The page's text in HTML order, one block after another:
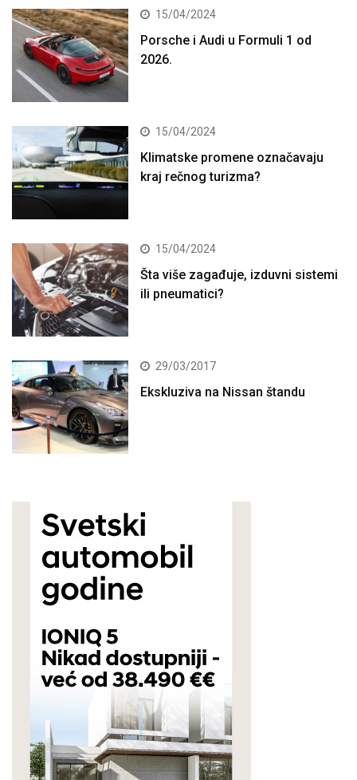
15/04/2024
Porsche i Audi u Formuli 1 od
2026.
15/04/2024
Klimatske promene označavaju
kraj rečnog turizma?
15/04/2024
Šta više zagađuje, izduvni sistemi
ili pneumatici?
29/03/2017
Ekskluziva na Nissan štandu